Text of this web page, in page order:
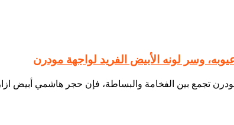
وسر لونه الأبيض الفريد لواجهة مودرن